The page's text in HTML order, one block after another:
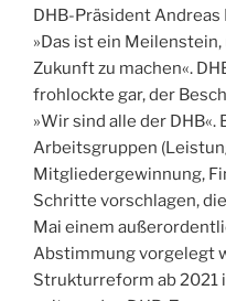
DHB-Präsident
»Das ist ein
Zukunft zu machen«.
frohlockte gar, der
»Wir sind alle der DHB«.
Arbeitsgruppen
Mitgliedergewinnung,
Schritte vorschlagen,
Mai einem
Abstimmung vorgelegt
Strukturreform ab 2021